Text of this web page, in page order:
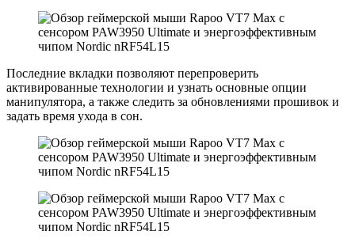
Последние вкладки позволяют перепроверить
активированные технологии и узнать основные опции
манипулятора, а также следить за обновлениями прошивок и
задать время ухода в сон.